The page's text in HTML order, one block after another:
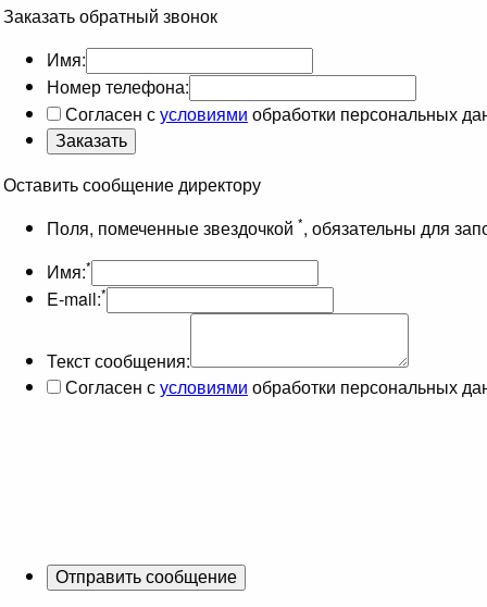
Заказать обратный звонок
Имя:
Номер телефона:
Согласен сусловиями обработки персональных
Оставить сообщение директору
Поля, помеченные звездочкой *, обязательны для
Имя:*
E-mail:*
Текст сообщения:
Согласен сусловиями обработки персональных